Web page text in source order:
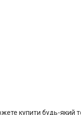
купити будь-який